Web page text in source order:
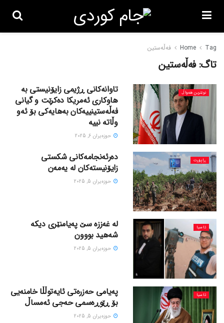
Home Tag فەڵەستین
تاگ:فەڵەستین
نوێترین هەواڵ
تاوانەکانی ڕژیمی زایۆنیستی بە
هاوکاری ئەمریکا دەکرێت و گیانی
فەڵەستینییەکان بەهایەکی بۆ ئەو
وڵاتە نییە
حوزه‌یران 6, 2025
ڕاپۆرت
دەرئەنجامەکانی شکستی
زایۆنیستەکان لە یەمەن
حوزه‌یران 5, 2025
ئاسیا
لە غەززە سێ پەیامنێری دیکە
شەهید بووون
حوزه‌یران 5, 2025
ئاسیا
پەیامی حەزرەتی ئایەتوڵڵا خامنەیی
بۆ ڕێوڕەسمی حەجی ئەمساڵ
حوزه‌یران 5, 2025